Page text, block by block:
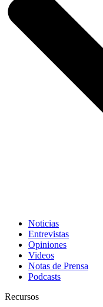
Noticias
Entrevistas
Opiniones
Videos
Notas de Prensa
Podcasts
Recursos